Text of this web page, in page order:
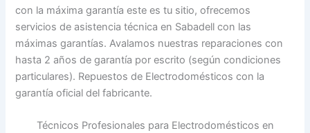
con la máxima garantía este es tu sitio, ofrecemos
servicios de asistencia técnica en Sabadell con las
máximas garantías. Avalamos nuestras reparaciones con
hasta 2 años de garantía por escrito (según condiciones
particulares). Repuestos de Electrodomésticos con la
garantía oficial del fabricante.
Técnicos Profesionales para Electrodomésticos en